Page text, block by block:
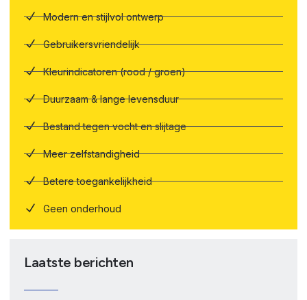
Modern en stijlvol ontwerp
Gebruikersvriendelijk
Kleurindicatoren (rood / groen)
Duurzaam & lange levensduur
Bestand tegen vocht en slijtage
Meer zelfstandigheid
Betere toegankelijkheid
Geen onderhoud
Laatste berichten